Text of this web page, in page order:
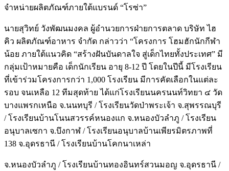
จำหน่ายผลิตภัณฑ์ภายใต้แบรนด์ “โรซ่า”
นายสุวิทย์ วังพัฒนมงคล ผู้อำนวยการฝ่ายการตลาด บริษัท ไฮ
คิว ผลิตภัณฑ์อาหาร จำกัด กล่าวว่า “โครงการ โฮมฮักนักกีฬา
น้อย ภายใต้แนวคิด “สร้างฝันบันดาลใจ สู่เด็กไทยทั้งประเทศ” มี
กลุ่มเป้าหมายคือ เด็กนักเรียน อายุ 8-12 ปี โดยในปีนี้ มีโรงเรียน
ที่เข้าร่วมโครงการกว่า 1,000 โรงเรียน มีการคัดเลือกในแต่ละ
รอบ จนเหลือ 12 ทีมสุดท้าย ได้แก่โรงเรียนนครนนท์วิทยา ๔ วัด
บางแพรกเหนือ จ.นนทบุรี / โรงเรียนวัดป่าพระเจ้า จ.สุพรรณบุรี
/ โรงเรียนบ้านโนนสวรรค์หนองแก จ.หนองบัวลำภู / โรงเรียน
อนุบาลเซกา จ.บึงกาฬ / โรงเรียนอนุบาลบ้านเพียรมิตรภาพที่
138 จ.อุดรธานี / โรงเรียนบ้านโคกนาเหล่า
จ.หนองบัวลำภู / โรงเรียนบ้านทองอินทร์สวนมอญ จ.อุดรธานี /